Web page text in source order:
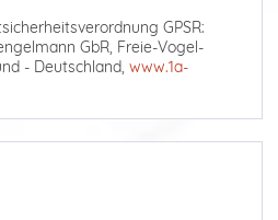
GPSR:
GbR, Freie-Vogel-
- Deutschland, www.1a-